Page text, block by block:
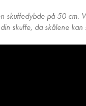
på 50 cm.
skuffe, da skålene